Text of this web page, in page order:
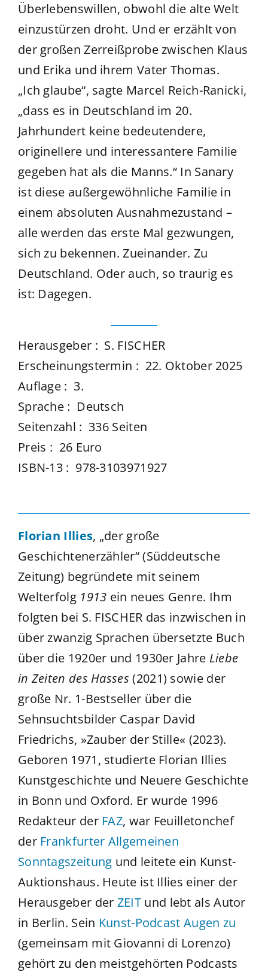
Überlebenswillen, obwohl die alte Welt
einzustürzen droht. Und er erzählt von
der großen Zerreißprobe zwischen Klaus
und Erika und ihrem Vater Thomas.
„Ich glaube“, sagte Marcel Reich-Ranicki,
„dass es in Deutschland im 20.
Jahrhundert keine bedeutendere,
originellere und interessantere Familie
gegeben hat als die Manns.“ In Sanary
ist diese außergewöhnliche Familie in
einem absoluten Ausnahmezustand –
alle werden das erste Mal gezwungen,
sich zu bekennen. Zueinander. Zu
Deutschland. Oder auch, so traurig es
ist: Dagegen.
Herausgeber ‏: ‎ S. FISCHER
Erscheinungstermin ‏: ‎ 22. Oktober 2025
Auflage ‏: ‎ 3.
Sprache ‏: ‎ Deutsch
Seitenzahl‏ : ‎ 336 Seiten
Preis ‏: ‎ 26 Euro
ISBN-13 ‏: ‎ 978-3103971927
Florian Illies, „der große
Geschichtenerzähler“ (Süddeutsche
Zeitung) begründete mit seinem
Welterfolg 1913 ein neues Genre. Ihm
folgten bei S. FISCHER das inzwischen in
über zwanzig Sprachen übersetzte Buch
über die 1920er und 1930er Jahre Liebe
in Zeiten des Hasses (2021) sowie der
große Nr. 1-Bestseller über die
Sehnsuchtsbilder Caspar David
Friedrichs, »Zauber der Stille« (2023).
Geboren 1971, studierte Florian Illies
Kunstgeschichte und Neuere Geschichte
in Bonn und Oxford. Er wurde 1996
Redakteur der FAZ, war Feuilletonchef
der Frankfurter Allgemeinen
Sonntagszeitung und leitete ein Kunst-
Auktionshaus. Heute ist Illies einer der
Herausgeber der ZEIT und lebt als Autor
in Berlin. Sein Kunst-Podcast Augen zu
(gemeinsam mit Giovanni di Lorenzo)
gehört zu den meistgehörten Podcasts